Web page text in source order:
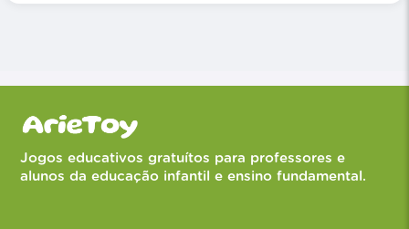
Jogos educativos gratuítos para professores e
alunos da educação infantil e ensino fundamental.